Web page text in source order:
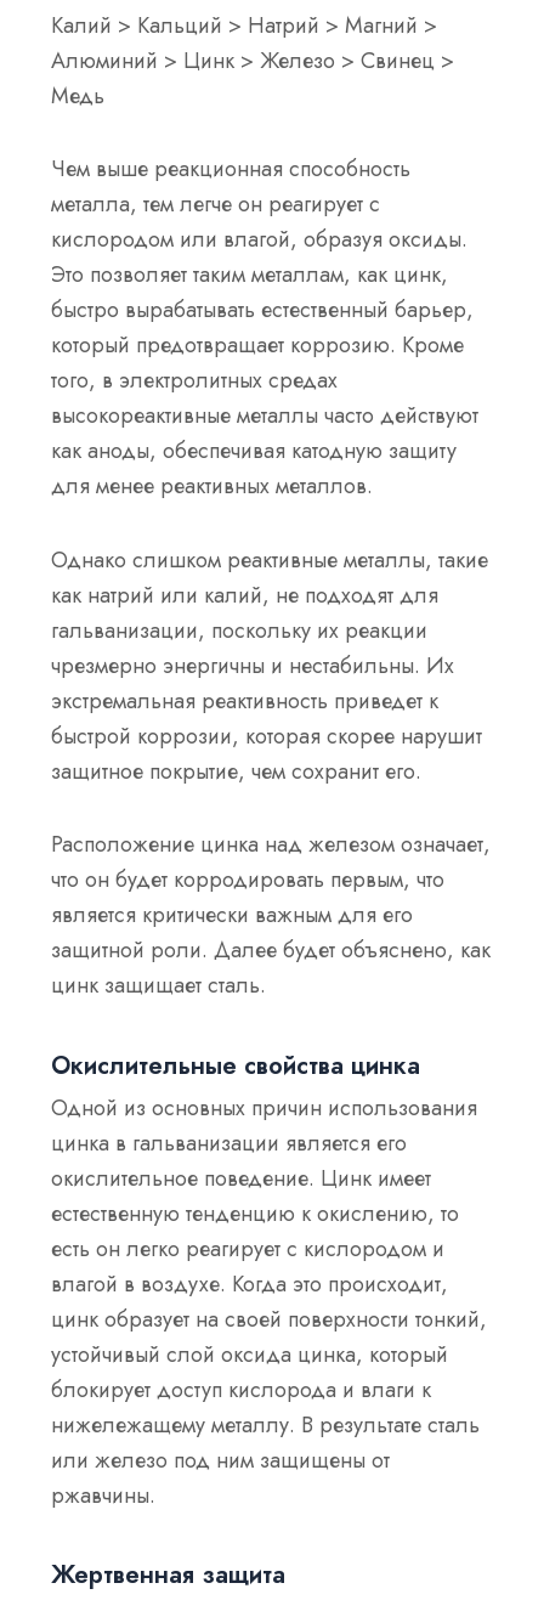
Калий > Кальций > Натрий > Магний >
Алюминий > Цинк > Железо > Свинец >
Медь
Чем выше реакционная способность
металла, тем легче он реагирует с
кислородом или влагой, образуя оксиды.
Это позволяет таким металлам, как цинк,
быстро вырабатывать естественный барьер,
который предотвращает коррозию. Кроме
того, в электролитных средах
высокореактивные металлы часто действуют
как аноды, обеспечивая катодную защиту
для менее реактивных металлов.
Однако слишком реактивные металлы, такие
как натрий или калий, не подходят для
гальванизации, поскольку их реакции
чрезмерно энергичны и нестабильны. Их
экстремальная реактивность приведет к
быстрой коррозии, которая скорее нарушит
защитное покрытие, чем сохранит его.
Расположение цинка над железом означает,
что он будет корродировать первым, что
является критически важным для его
защитной роли. Далее будет объяснено, как
цинк защищает сталь.
Окислительные свойства цинка
Одной из основных причин использования
цинка в гальванизации является его
окислительное поведение. Цинк имеет
естественную тенденцию к окислению, то
есть он легко реагирует с кислородом и
влагой в воздухе. Когда это происходит,
цинк образует на своей поверхности тонкий,
устойчивый слой оксида цинка, который
блокирует доступ кислорода и влаги к
нижележащему металлу. В результате сталь
или железо под ним защищены от
ржавчины.
Жертвенная защита